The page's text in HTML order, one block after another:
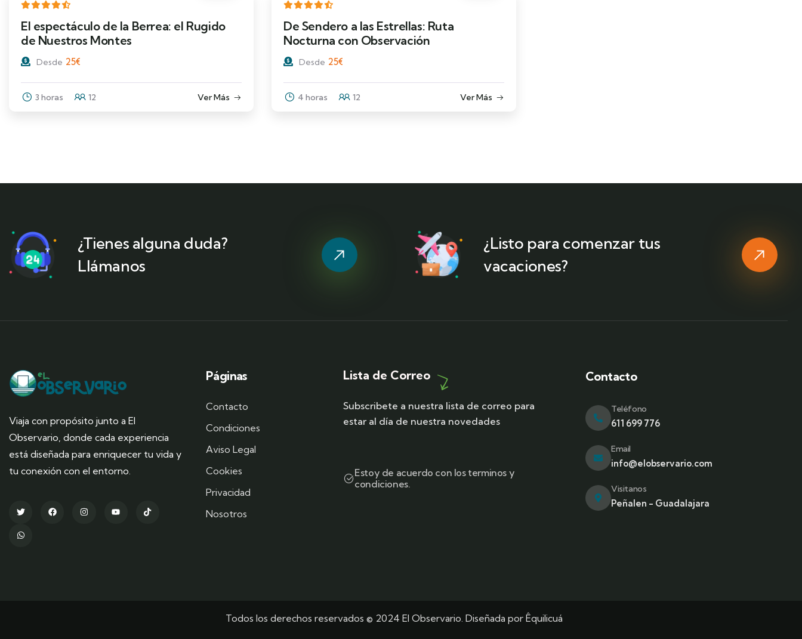
El espectáculo de la Berrea: el Rugido
de Nuestros Montes
Desde 25€
3 horas 12 Ver Más
De Sendero a las Estrellas: Ruta
Nocturna con Observación
Desde 25€
4 horas 12 Ver Más
¿Tienes alguna duda?
Llámanos
¿Listo para comenzar tus
vacaciones?
Viaja con propósito junto a El
Observario, donde cada experiencia
está diseñada para enriquecer tu vida y
tu conexión con el entorno.
Páginas
Contacto
Condiciones
Aviso Legal
Cookies
Privacidad
Nosotros
Lista de Correo
Subscribete a nuestra lista de correo para
estar al día de nuestra novedades
Estoy de acuerdo con los terminos y
condiciones.
Contacto
Teléfono
611 699 776
Email
info@elobservario.com
Visitanos
Peñalen - Guadalajara
Todos los derechos reservados © 2024 El Observario. Diseñada por Êquilicuá